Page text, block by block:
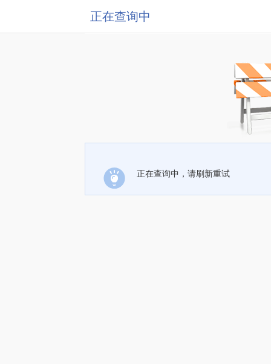
正在查询中
正在查询中，请刷新重试